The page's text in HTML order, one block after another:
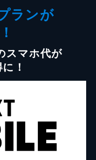
ランが
スマホ代が
！